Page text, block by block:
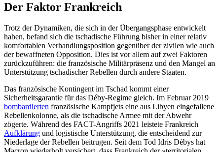
Der Faktor Frankreich
Trotz der Dynamiken, die sich in der Über­gangsphase entwickelt
haben, befand sich die tschadische Führung bisher in einer relativ
komfortablen Verhandlungsposition gegenüber der zivilen wie auch
der bewaff­neten Opposition. Dies ist vor allem auf zwei Faktoren
zurückzuführen: die franzö­sische Militärpräsenz und den Mangel an
Unterstützung tschadischer Rebellen durch andere Staaten.
Das französische Kontingent im Tschad kommt einer
Sicherheitsgarantie für das Déby-Regime gleich. Im Februar 2019
bom­bardierten französische Kampfjets eine aus Libyen eingefallene
Rebellenkolonne, als die tschadische Armee mit der Abwehr
zögerte. Wäh­rend des FACT-Angriffs 2021 leistete Frank­reich
Aufklärung und logis­tische Unterstützung, die entscheidend zur
Niederlage der Rebellen beitrugen. Seit dem Tod Idris Débys hat